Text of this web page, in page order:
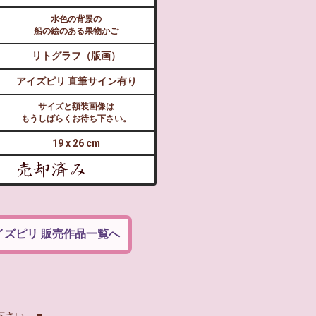
水色の背景の
船の絵のある果物かご
リトグラフ（版画）
アイズピリ 直筆サイン有り
サイズと額装画像は
もうしばらくお待ち下さい。
19 x 26 cm
ズピリ 販売作品一覧へ